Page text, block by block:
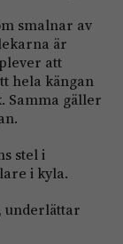
smalnar av
är
att
hela kängan
Samma gäller
stel i
i kyla.
underlättar